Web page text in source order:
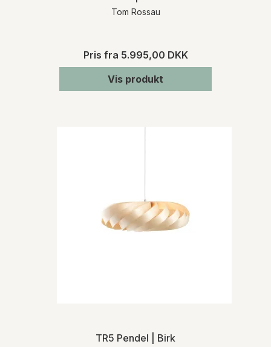
Tom Rossau
Pris fra 5.995,00 DKK
Vis produkt
TR5 Pendel | Birk